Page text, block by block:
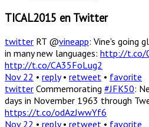
TICAL2015 en Twitter
twitter RT @vineapp: Vine's going
in many new languages: http://t.co/
http://t.co/CA35FoLug2
Nov 22 • reply• retweet • favorite
twitter Commemorating #JFK50:
days in November 1963 through
https://t.co/odAzJwwYf6
Nov 22 • reply• retweet • favorite